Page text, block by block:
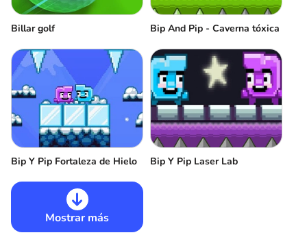
Billar golf Bip And Pip - Caverna tóxica
Bip Y Pip Fortaleza de Hielo Bip Y Pip Laser Lab
Mostrar más